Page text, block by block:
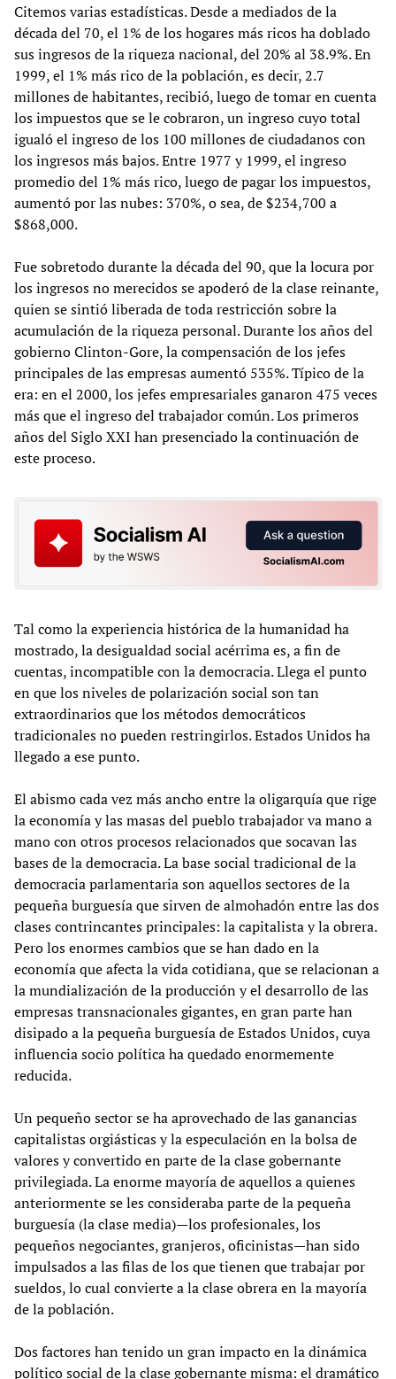
Citemos varias estadísticas. Desde a mediados de la
década del 70, el 1% de los hogares más ricos ha doblado
sus ingresos de la riqueza nacional, del 20% al 38.9%. En
1999, el 1% más rico de la población, es decir, 2.7
millones de habitantes, recibió, luego de tomar en cuenta
los impuestos que se le cobraron, un ingreso cuyo total
igualó el ingreso de los 100 millones de ciudadanos con
los ingresos más bajos. Entre 1977 y 1999, el ingreso
promedio del 1% más rico, luego de pagar los impuestos,
aumentó por las nubes: 370%, o sea, de $234,700 a
$868,000.
Fue sobretodo durante la década del 90, que la locura por
los ingresos no merecidos se apoderó de la clase reinante,
quien se sintió liberada de toda restricción sobre la
acumulación de la riqueza personal. Durante los años del
gobierno Clinton-Gore, la compensación de los jefes
principales de las empresas aumentó 535%. Típico de la
era: en el 2000, los jefes empresariales ganaron 475 veces
más que el ingreso del trabajador común. Los primeros
años del Siglo XXI han presenciado la continuación de
este proceso.
Tal como la experiencia histórica de la humanidad ha
mostrado, la desigualdad social acérrima es, a fin de
cuentas, incompatible con la democracia. Llega el punto
en que los niveles de polarización social son tan
extraordinarios que los métodos democráticos
tradicionales no pueden restringirlos. Estados Unidos ha
llegado a ese punto.
El abismo cada vez más ancho entre la oligarquía que rige
la economía y las masas del pueblo trabajador va mano a
mano con otros procesos relacionados que socavan las
bases de la democracia. La base social tradicional de la
democracia parlamentaria son aquellos sectores de la
pequeña burguesía que sirven de almohadón entre las dos
clases contrincantes principales: la capitalista y la obrera.
Pero los enormes cambios que se han dado en la
economía que afecta la vida cotidiana, que se relacionan a
la mundialización de la producción y el desarrollo de las
empresas transnacionales gigantes, en gran parte han
disipado a la pequeña burguesía de Estados Unidos, cuya
influencia socio política ha quedado enormemente
reducida.
Un pequeño sector se ha aprovechado de las ganancias
capitalistas orgiásticas y la especulación en la bolsa de
valores y convertido en parte de la clase gobernante
privilegiada. La enorme mayoría de aquellos a quienes
anteriormente se les consideraba parte de la pequeña
burguesía (la clase media)—los profesionales, los
pequeños negociantes, granjeros, oficinistas—han sido
impulsados a las filas de los que tienen que trabajar por
sueldos, lo cual convierte a la clase obrera en la mayoría
de la población.
Dos factores han tenido un gran impacto en la dinámica
político social de la clase gobernante misma: el dramático